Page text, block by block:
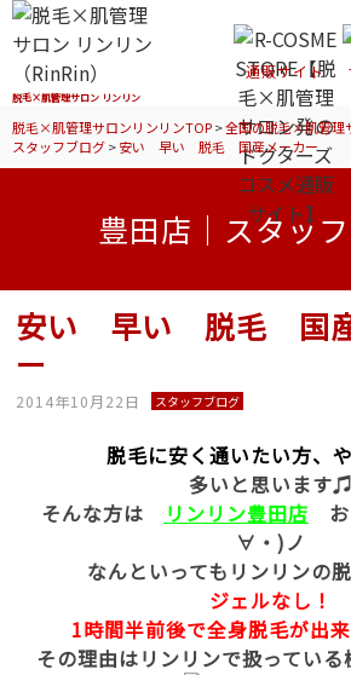
脱毛×肌管理サロン リンリン
通販サイト
脱毛×肌管理サロンリンリンTOP>全国の脱毛×肌管理
スタッフブログ>安い 早い 脱毛 国産メーカー
豊田店｜スタッ
安い 早い 脱毛 国
ー
2014年10月22日 スタッフブログ
脱毛に安く通いたい方、
多いと思います♫
そんな方は
リンリン豊田店 お
∀・)ノ
なんといってもリンリンの
ジェルなし！
1時間半前後で全身脱毛が出
その理由はリンリンで扱っている